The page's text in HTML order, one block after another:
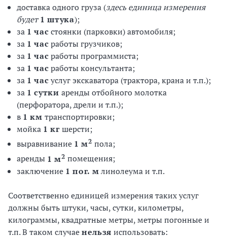
доставка одного груза (здесь единица измерения
будет 1 штука);
за 1 часстоянки (парковки) автомобиля;
за 1 часработы грузчиков;
за 1 часработы программиста;
за 1 часработы консультанта;
за 1 часуслуг экскаватора (трактора, крана и т.п.);
за 1 сутки аренды отбойного молотка
(перфоратора, дрели и т.п.);
в 1 км транспортировки;
мойка 1 кгшерсти;
выравнивание 1 м2 пола;
аренды 1 м2 помещения;
заключение 1 пог. млинолеума и т.п.
Соответственно единицей измерения таких услуг
должны быть штуки, часы, сутки, километры,
килограммы, квадратные метры, метры погонные и
т.п. В таком случаенельзя использовать: